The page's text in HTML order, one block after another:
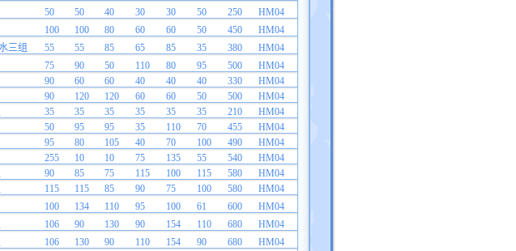
50 50 40 30 30 50 250
HM04
100 100 80 60 60 50 450
HM04
三组 55 55 85 65 85 35 380
HM04
75 90 50 110 80 95 500
HM04
90 60 60 40 40 40 330
HM04
90 120 120 60 60 50 500
HM04
35 35 35 35 35 35 210
HM04
50 95 95 35 110 70 455
HM04
95 80 105 40 70 100 490
HM04
255 10 10 75 135 55 540
HM04
90 85 75 115 100 115 580
HM04
115 115 85 90 75 100 580
HM04
100 134 110 95 100 61 600
HM04
106 90 130 90 154 110 680
HM04
106 130 90 110 154 90 680
HM04